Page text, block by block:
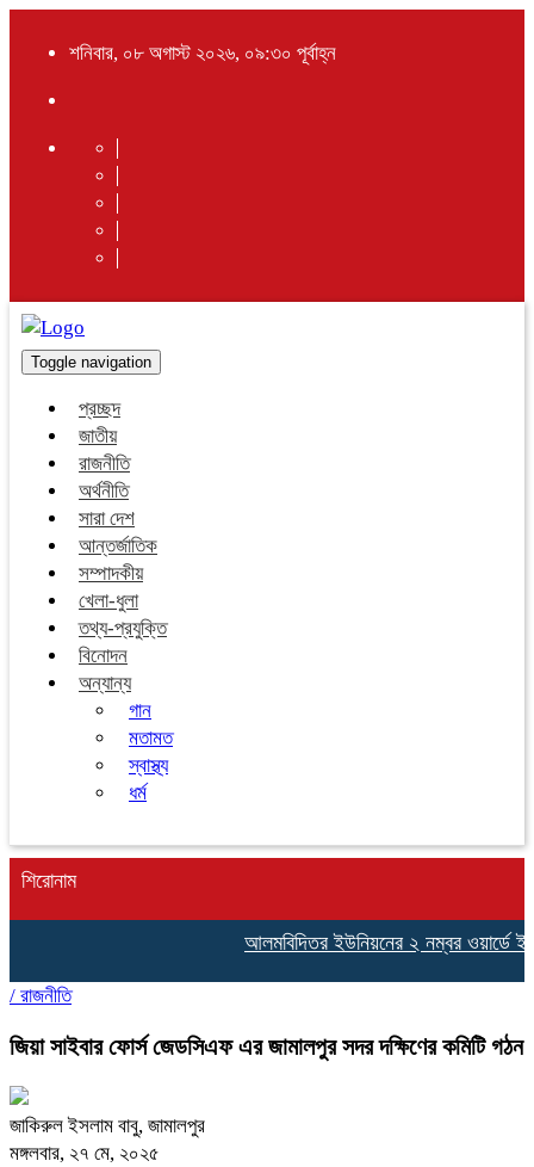
শনিবার, ০৮ অগাস্ট ২০২৬, ০৯:৩০ পূর্বাহ্ন
Toggle navigation
প্রচ্ছদ
জাতীয়
রাজনীতি
অর্থনীতি
সারা দেশ
আন্তর্জাতিক
সম্পাদকীয়
খেলা-ধুলা
তথ্য-প্রযুক্তি
বিনোদন
অন্যান্য
গান
মতামত
স্বাস্থ্য
ধর্ম
শিরোনাম
আলমবিদিতর ইউনিয়নের ২ নম্বর ওয়ার্ডে
/ রাজনীতি
জিয়া সাইবার ফোর্স জেডসিএফ এর জামালপুর সদর দক্ষিণের কমিটি গঠন
জাকিরুল ইসলাম বাবু, জামালপুর
মঙ্গলবার, ২৭ মে, ২০২৫